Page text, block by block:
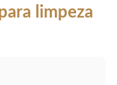
limpeza